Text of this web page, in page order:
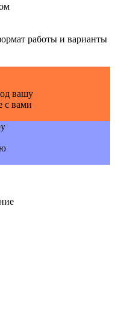
работы и варианты
вашу
с вами